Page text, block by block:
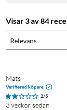
Visar 3 av 84
Relevans
Mats
Verifierad köpare
2/5
3 veckor sedan